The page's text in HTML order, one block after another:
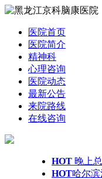
医院首页
医院简介
精神科
心理咨询
医院动态
最新公告
来院路线
在线咨询
HOT 晚上
HOT哈尔